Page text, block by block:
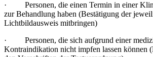
· Personen, die einen Termin in einer
zur Behandlung haben (Bestätigung der
Lichtbildausweis mitbringen)
· Personen, die sich aufgrund einer
Kontraindikation nicht impfen lassen können